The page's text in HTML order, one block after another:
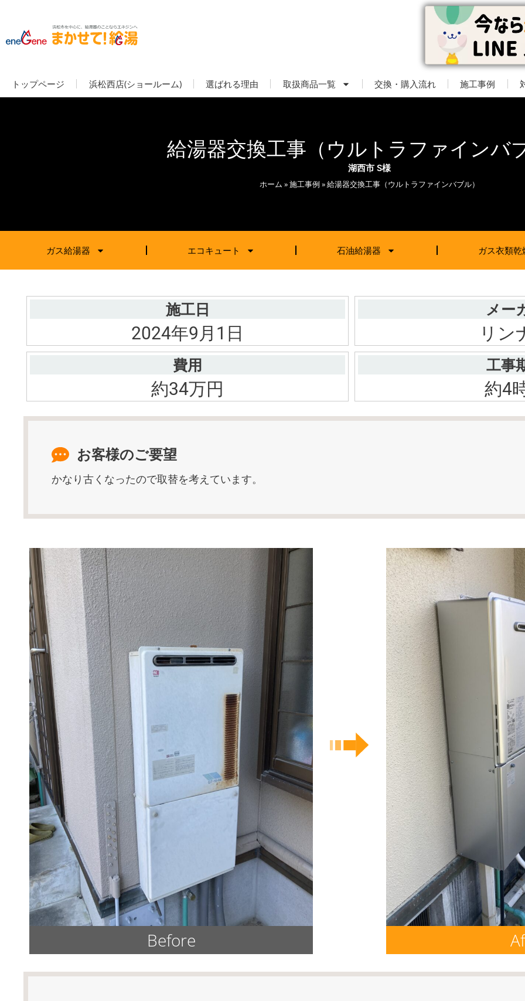
トップページ 浜松西店(ショールーム) 選ばれる理由 取扱商品一覧 交換・購入流れ 施工事例
給湯器交換工事（ウルトラファインバ
湖西市 S様
ホーム »施工事例 »給湯器交換工事（ウルトラファインバブル）
ガス給湯器 エコキュート 石油給湯器 ガス衣類乾
施工日
2024年9月1日
メー
リン
費用
約34万円
工事
約4
お客様のご要望
かなり古くなったので取替を考えています。
Before